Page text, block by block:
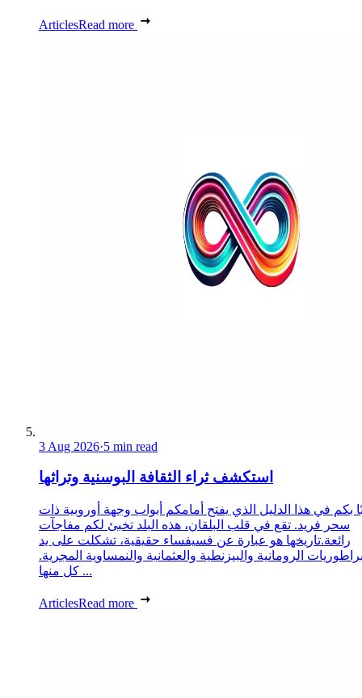
ArticlesRead more
3 Aug 2026·5 min read
استكشف ثراء الثقافة البوسنية وتراثها
بكم في هذا الدليل الذي يفتح أمامكم أبواب وجهة أوروبية ذات
سحر فريد. تقع في قلب البلقان، هذه البلد تخبئ لكم مفاجآت
رائعة.تاريخها هو عبارة عن فسيفساء حقيقية، تشكلت على يد
الرومانية والبيزنطية والعثمانية والنمساوية المجرية.
كل منها ...
ArticlesRead more